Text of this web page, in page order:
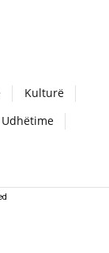
Kulturë
Udhëtime